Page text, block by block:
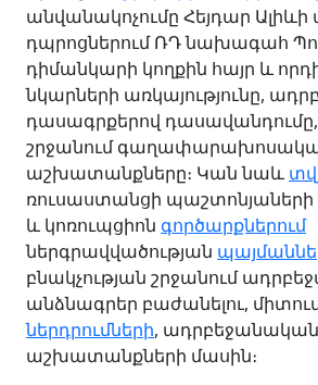
անվանակոչումը Հեյդար Ալիևի
դպրոցներում ՌԴ նախագահ
դիմանկարի կողքին հայր և
նկարների առկայությունը,
դասագրքերով
շրջանում
աշխատանքները։ Կան նաև
ռուսաստանցի պաշտոնյաների
և կոռուպցիոն գործարքներում
ներգրավվածության
բնակչության շրջանում
անձնագրեր բաժանելու,
ներդրումների,
աշխատանքների մասին։